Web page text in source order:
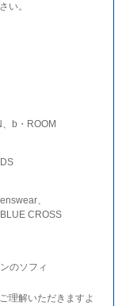
い。
b・ROOM
、
CROSS
のソフィ
理解いただきますよ